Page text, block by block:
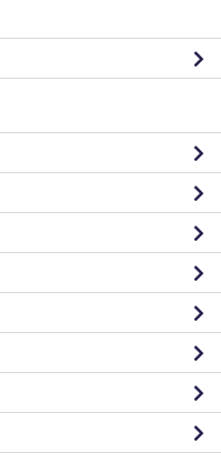
Slim Xiaomi 17 - Vert +
USB-C - 1 mètre - Noir
25,68 €